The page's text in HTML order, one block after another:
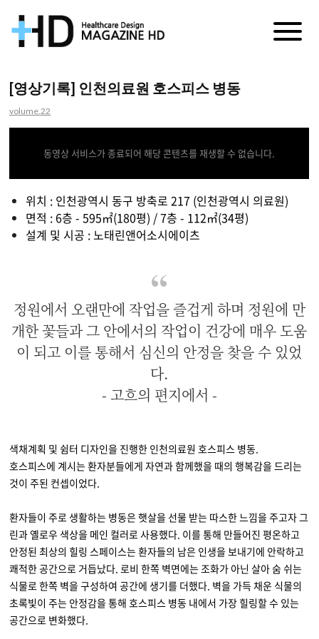
거
[영상기록] 인천의료원 호스피스 병동
volume.22
동영상 서비스가 종료되어 해당 콘텐츠를 재생할 수 없습니다.
위치 : 인천광역시 동구 방축로 217 (인천광역시 의료원)
면적 : 6층 - 595㎡(180평) / 7층 - 112㎡(34평)
설계 및 시공 : 노태린앤어소시에이츠
정원에서 오랜만에 작업을 즐겁게 하며 정원에 만
개한 꽃들과 그 안에서의 작업이 건강에 매우 도움
이 되고 이를 통해서 심신의 안정을 찾을 수 있었
다.
- 고흐의 편지에서 -
색채계획 및 쉼터 디자인을 진행한 인천의료원 호스피스 병동.
호스피스에 계시는 환자분들에게 자연과 함께했을 때의 행복감을 드리는
것이 주된 컨셉이었다.
환자들이 주로 생활하는 병동은 햇살을 선물 받는 따스한 느낌을 주고자 그
린과 옐로우 색상을 메인 컬러로 사용했다. 이를 통해 만들어진 평온하고
안정된 최상의 힐링 스페이스는 환자들의 남은 인생을 보내기에 안락하고
쾌적한 공간으로 거듭났다. 로비 한쪽 벽면에는 조화가 아닌 살아숨 쉬는
식물로 한쪽 벽을 구성하여 공간에 생기를 더했다. 벽을 가득 채운 식물의
초록빛이 주는 안정감을 통해 호스피스 병동 내에서 가장 힐링할 수 있는
공간으로 변화했다.